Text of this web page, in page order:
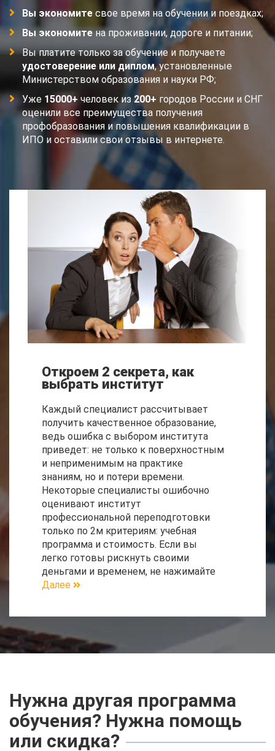
Вы экономите свое время на обучении и поездках;
Вы экономитена проживании, дороге и питании;
Вы платите только за обучение и получаете
удостоверение или диплом, установленные
Министерством образования и науки РФ;
Уже 15000+ человек из 200+ городов России и СНГ
оценили все преимущества получения
профобразования и повышения квалификации в
ИПО и оставили свои отзывы в интернете.
Откроем 2 секрета, как
выбрать институт
Каждый специалист рассчитывает
получить качественное образование,
ведь ошибка с выбором института
приведет: не только к поверхностным
и неприменимым на практике
знаниям, но и потери времени.
Некоторые специалисты ошибочно
оценивают институт
профессиональной переподготовки
только по 2м критериям: учебная
программа и стоимость. Если вы
легко готовы рискнуть своими
деньгами и временем, не нажимайте
Далее
Нужна другая программа
обучения? Нужна помощь
или скидка?